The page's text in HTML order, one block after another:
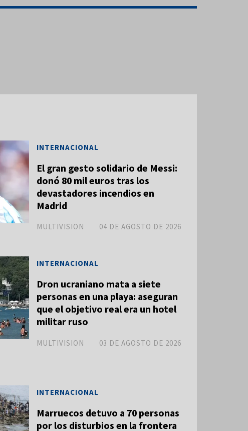
El gran gesto solidario de Messi:
donó 80 mil euros tras los
devastadores incendios en
Madrid
MULTIVISION
INTERNACIONAL
04 DE AGOSTO DE 2026
Dron ucraniano mata a siete
personas en una playa: aseguran
que el objetivo real era un hotel
militar ruso
MULTIVISION
INTERNACIONAL
03 DE AGOSTO DE 2026
Marruecos detuvo a 70 personas
por los disturbios en la frontera
INTERNACIONAL